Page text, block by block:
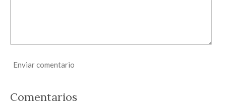
Enviar comentario
Comentarios